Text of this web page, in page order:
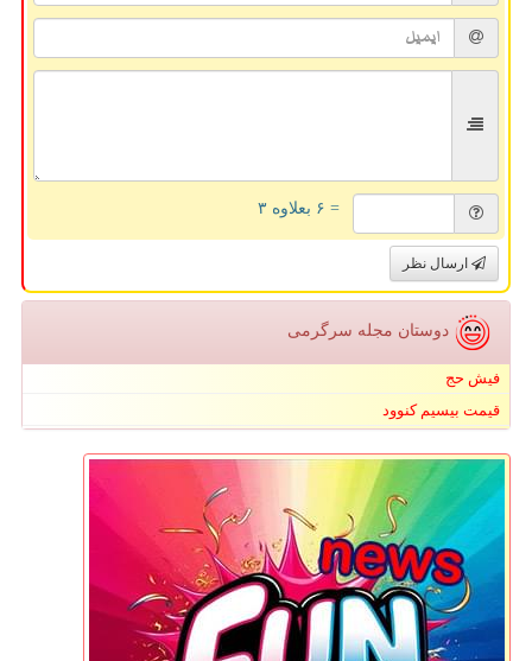
= ۶ بعلاوه ۳
ارسال نظر
دوستان مجله سرگرمی
فیش حج
قیمت بیسیم کنوود